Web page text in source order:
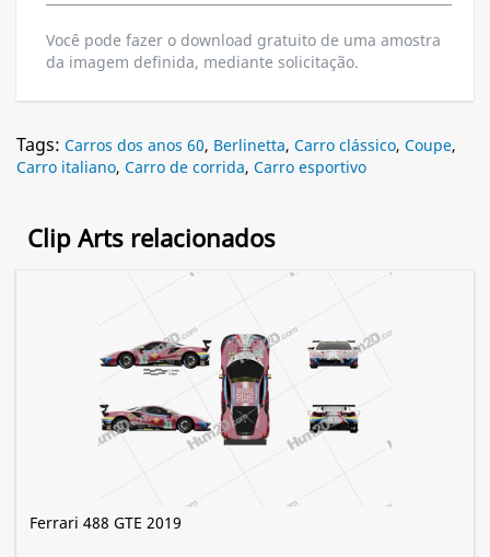
Você pode fazer o download gratuito de uma amostra
da imagem definida, mediante solicitação.
Tags: Carros dos anos 60, Berlinetta, Carro clássico, Coupe,
Carro italiano, Carro de corrida, Carro esportivo
Clip Arts relacionados
Ferrari 488 GTE 2019